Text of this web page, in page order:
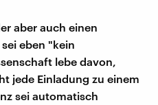
aber auch einen
eben "kein
lebe davon,
jede Einladung zu einem
sei automatisch